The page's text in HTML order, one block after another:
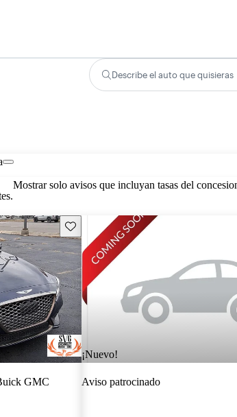
Describe el auto que quisieras
Mostrar solo avisos que incluyan tasas del
Guarda este Aviso
GMC
¡Nuevo!
Aviso patrocinado